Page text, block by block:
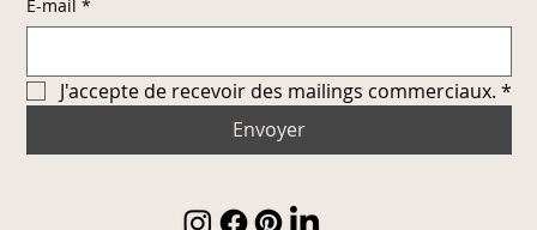
E-mail *
J'accepte de recevoir des mailings commerciaux. *
Envoyer